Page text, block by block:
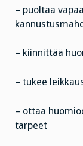
– puoltaa
– kiinnittää
– tukee
– ottaa
tarpeet